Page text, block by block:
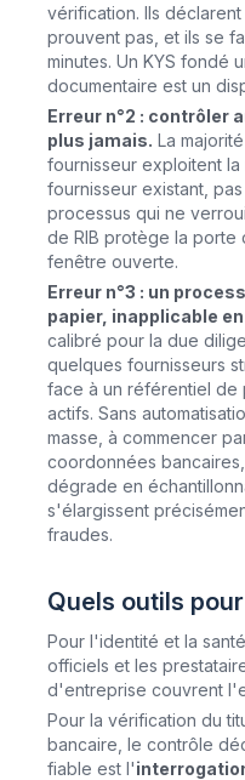
vérification. Ils
prouvent pas, et ils se
minutes. Un KYS fondé
documentaire est un
Erreur n°2 : contrôler
plus jamais. La
fournisseur exploitent la
fournisseur existant,
processus qui ne
de RIB protège la porte
fenêtre ouverte.
Erreur n°3 : un
papier, inapplicable
calibré pour la due
quelques fournisseurs
face à un référentiel de
actifs. Sans
masse, à commencer
coordonnées
dégrade en
s'élargissent
fraudes.
Quels outils
Pour l'identité et la
officiels et les
d'entreprise couvrent
Pour la vérification du
bancaire, le contrôle
fiable est l'